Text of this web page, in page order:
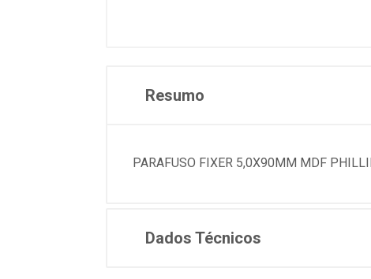
Resumo
PARAFUSO FIXER 5,0X90MM MDF
Dados Técnicos